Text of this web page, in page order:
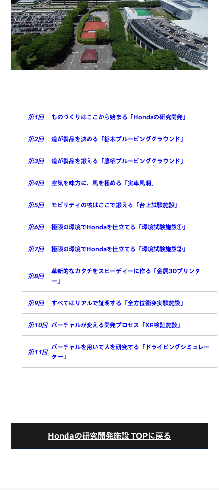
第1回 ものづくりはここから始まる「Hondaの研究開発」
第2回 道が製品を決める「栃木プルービンググラウンド」
第3回 道が製品を鍛える「鷹栖プルービンググラウンド」
第4回 空気を味方に、風を極める「実車風洞」
第5回 モビリティの核はここで鍛える「台上試験施設」
第6回 極限の環境でHondaを仕立てる「環境試験施設①」
第7回 極限の環境でHondaを仕立てる「環境試験施設②」
第8回
革新的なカタチをスピーディーに作る「金属3Dプリンタ
ー」
第9回 すべてはリアルで証明する「全方位衝突実験施設」
第10回 バーチャルが変える開発プロセス「XR検証施設」
第11回
バーチャルを用いて人を研究する「ドライビングシミュレー
ター」
Hondaの研究開発施設 TOPに戻る